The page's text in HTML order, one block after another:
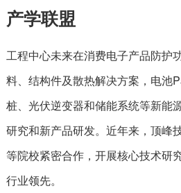
产学联盟
工程中心未来在消费电子产品防护
料、结构件及散热解决方案，电池
桩、光伏逆变器和储能系统等新能
研究和新产品研发。近年来，顶峰
等院校紧密合作，开展核心技术研
行业领先。